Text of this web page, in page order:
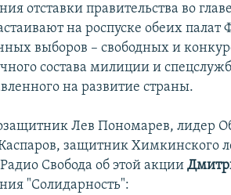
отставки правительства во
на роспуске обеих палат
выборов – свободных и
состава милиции и
на развитие страны.
Лев Пономарев, лидер
защитник Химкинского
Свобода об этой акции
"Солидарность":